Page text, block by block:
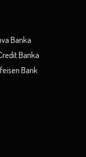
Banka
Banka
Bank